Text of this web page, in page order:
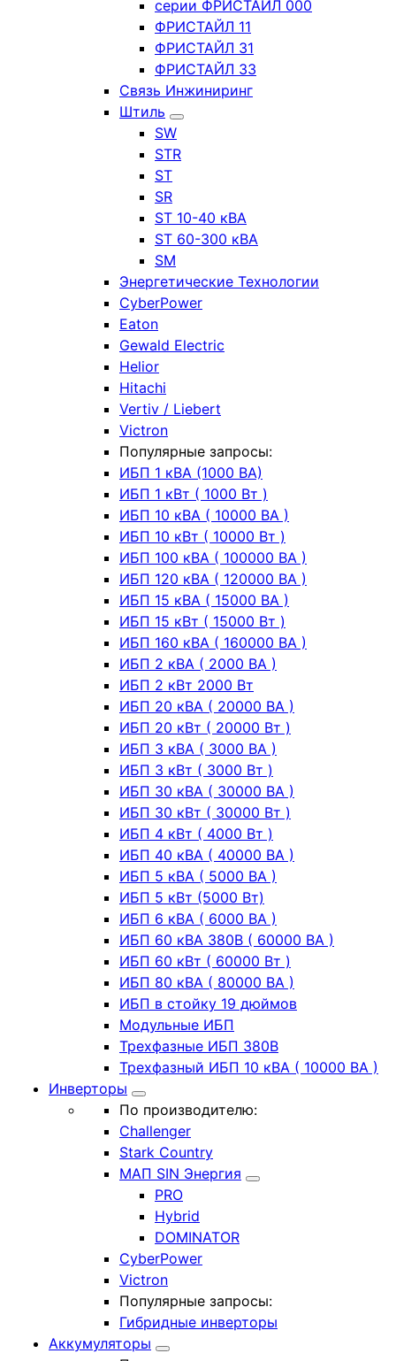
серии ФРИСТАЙЛ 000
ФРИСТАЙЛ 11
ФРИСТАЙЛ 31
ФРИСТАЙЛ 33
Связь Инжиниринг
Штиль
SW
STR
ST
SR
ST 10-40 кВА
ST 60-300 кВА
SM
Энергетические Технологии
CyberPower
Eaton
Gewald Electric
Helior
Hitachi
Vertiv / Liebert
Victron
Популярные запросы:
ИБП 1 кВА (1000 ВА)
ИБП 1 кВт ( 1000 Вт )
ИБП 10 кВА ( 10000 ВА )
ИБП 10 кВт ( 10000 Вт )
ИБП 100 кВА ( 100000 ВА )
ИБП 120 кВА ( 120000 ВА )
ИБП 15 кВА ( 15000 ВА )
ИБП 15 кВт ( 15000 Вт )
ИБП 160 кВА ( 160000 ВА )
ИБП 2 кВА ( 2000 ВА )
ИБП 2 кВт 2000 Вт
ИБП 20 кВА ( 20000 ВА )
ИБП 20 кВт ( 20000 Вт )
ИБП 3 кВА ( 3000 ВА )
ИБП 3 кВт ( 3000 Вт )
ИБП 30 кВА ( 30000 ВА )
ИБП 30 кВт ( 30000 Вт )
ИБП 4 кВт ( 4000 Вт )
ИБП 40 кВА ( 40000 ВА )
ИБП 5 кВА ( 5000 ВА )
ИБП 5 кВт (5000 Вт)
ИБП 6 кВА ( 6000 ВА )
ИБП 60 кВА 380В ( 60000 ВА )
ИБП 60 кВт ( 60000 Вт )
ИБП 80 кВА ( 80000 ВА )
ИБП в стойку 19 дюймов
Модульные ИБП
Трехфазные ИБП 380В
Трехфазный ИБП 10 кВА ( 10000 ВА )
Инверторы
По производителю:
Challenger
Stark Country
МАП SIN Энергия
PRO
Hybrid
DOMINATOR
CyberPower
Victron
Популярные запросы:
Гибридные инверторы
Аккумуляторы